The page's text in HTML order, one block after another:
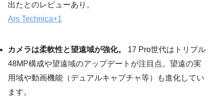
出たとのレビューあり。
Ars Technica+1
カメラは柔軟性と望遠域が強化。
17 Pro世代はトリプル
48MP構成や望遠域のアップデートが注目点。望遠の実
用域や動画機能（デュアルキャプチャ等）も進化してい
ます。